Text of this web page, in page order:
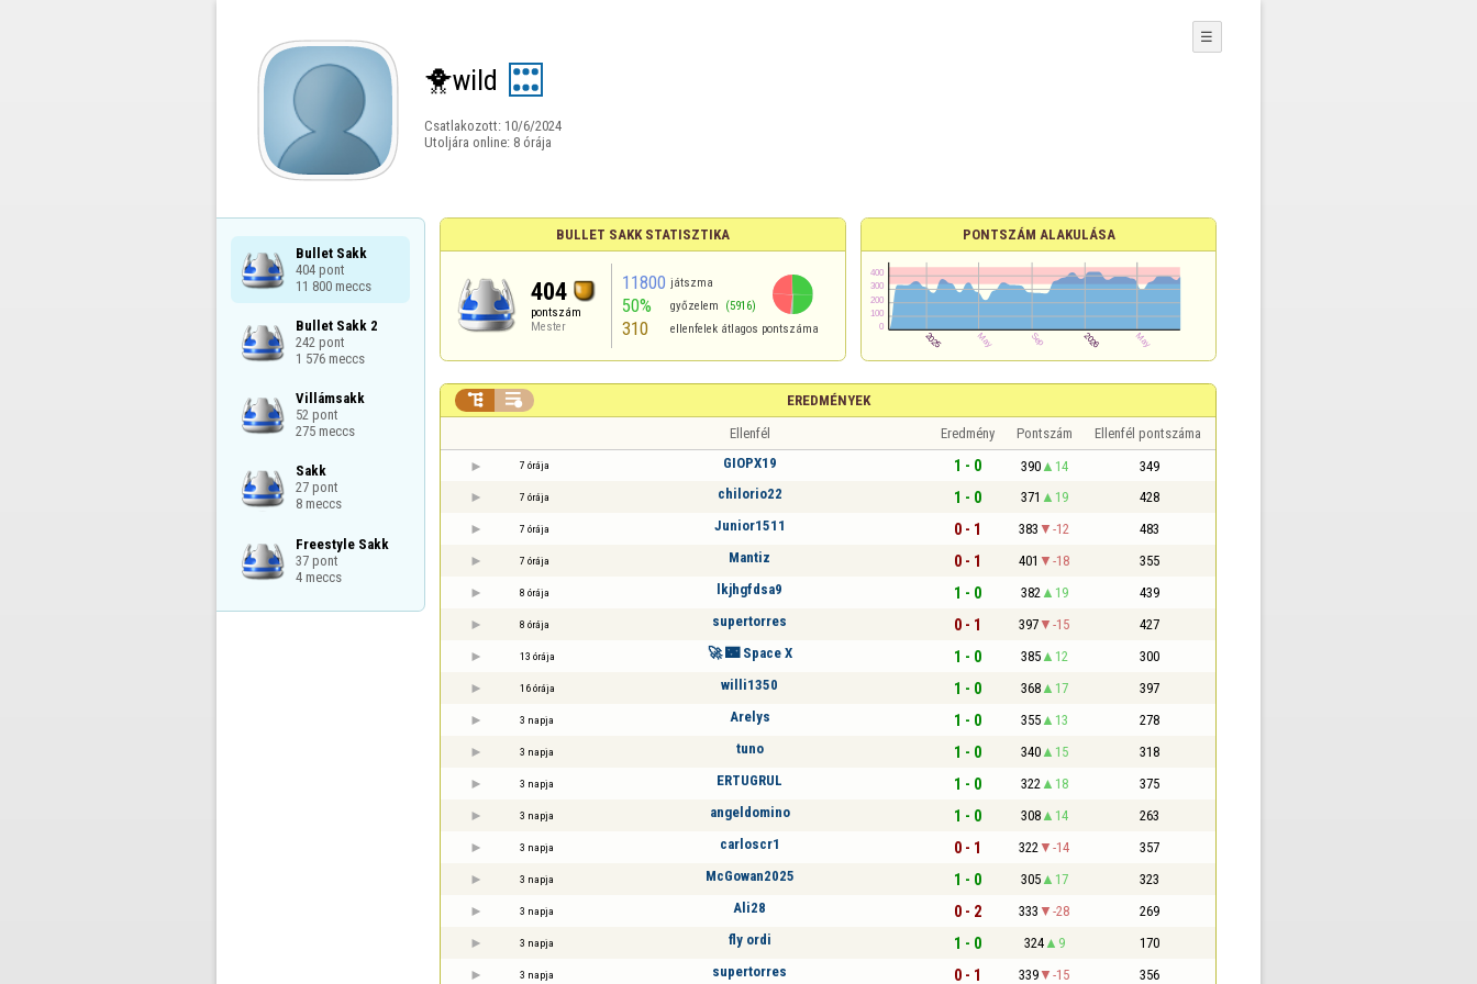
🐥wild
Csatlakozott: 10/6/2024
Utoljára online: 8 órája
☰
Bullet Sakk
404 pont
11 800 meccs
Bullet Sakk 2
242 pont
1 576 meccs
Villámsakk
52 pont
275 meccs
Sakk
27 pont
8 meccs
Freestyle Sakk
37 pont
4 meccs
BULLET SAKK STATISZTIKA
404
pontszám
Mester
11800 játszma
50% győzelem (5916)
310 ellenfelek átlagos pontszáma
PONTSZÁM ALAKULÁSA
EREDMÉNYEK
 
Ellenfél Eredmény Pontszám Ellenfél pontszáma
7 órája GIOPX19 1 - 0 390 14 349
7 órája chilorio22 1 - 0 371 19 428
7 órája Junior1511 0 - 1 383 -12 483
7 órája Mantiz 0 - 1 401 -18 355
8 órája lkjhgfdsa9 1 - 0 382 19 439
8 órája supertorres 0 - 1 397 -15 427
13 órája 🚀 🌃 Space X 1 - 0 385 12 300
16 órája willi1350 1 - 0 368 17 397
3 napja Arelys 1 - 0 355 13 278
3 napja tuno 1 - 0 340 15 318
3 napja ERTUGRUL 1 - 0 322 18 375
3 napja angeldomino 1 - 0 308 14 263
3 napja carloscr1 0 - 1 322 -14 357
3 napja McGowan2025 1 - 0 305 17 323
3 napja Ali28 0 - 2 333 -28 269
3 napja fly ordi 1 - 0 324 9 170
3 napja supertorres 0 - 1 339 -15 356